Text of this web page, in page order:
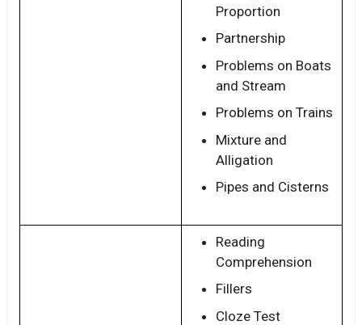
Proportion
Partnership
Problems on Boats
and Stream
Problems on Trains
Mixture and
Alligation
Pipes and Cisterns
Reading
Comprehension
Fillers
Cloze Test